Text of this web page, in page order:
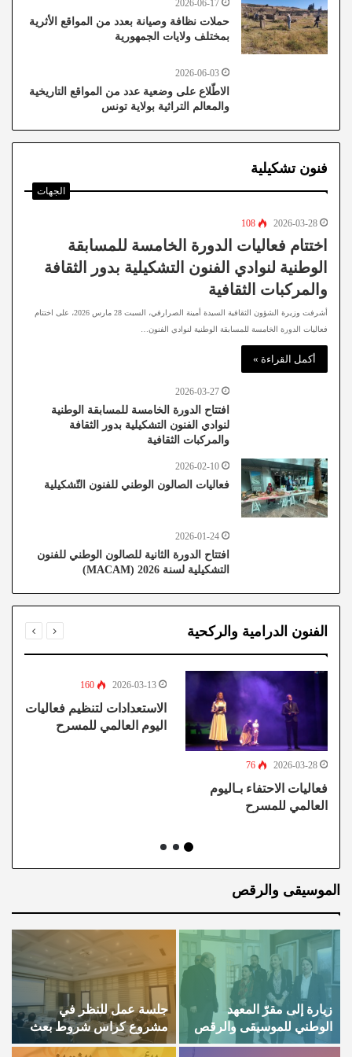
2026-06-17
حملات نظافة وصيانة بعدد من المواقع الأثرية
بمختلف ولايات الجمهورية
2026-06-03
الاطّلاع على وضعية عدد من المواقع التاريخية
والمعالم التراثية بولاية تونس
فنون تشكيلية
الجهات
2026-03-28
108
اختتام فعاليات الدورة الخامسة للمسابقة
الوطنية لنوادي الفنون التشكيلية بدور الثقافة
والمركبات الثقافية
أشرفت وزيرة الشؤون الثقافية السيدة أمينة الصرارفي، السبت 28 مارس 2026، على اختتام
فعاليات الدورة الخامسة للمسابقة الوطنية لنوادي الفنون…
أكمل القراءة »
2026-03-27
افتتاح الدورة الخامسة للمسابقة الوطنية
لنوادي الفنون التشكيلية بدور الثقافة
والمركبات الثقافية
2026-02-10
فعاليات الصالون الوطني للفنون التّشكيلية
2026-01-24
افتتاح الدورة الثانية للصالون الوطني للفنون
التشكيلية لسنة 2026 (MACAM)
الفنون الدرامية والركحية
2026-03-28
76
فعاليات الاحتفاء بـاليوم
العالمي للمسرح
2026-03-13
160
الاستعدادات لتنظيم فعاليات
اليوم العالمي للمسرح
الموسيقى والرقص
زيارة إلى مقرّ المعهد
الوطني للموسيقى والرقص
بشارع باريس بتونس
جلسة عمل للنظر في
مشروع كراس شروط بعث
معاهد الموسيقى والرقص